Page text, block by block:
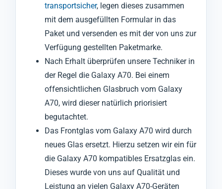
transportsicher, legen dieses zusammen
mit dem ausgefüllten Formular in das
Paket und versenden es mit der von uns zur
Verfügung gestellten Paketmarke.
Nach Erhalt überprüfen unsere Techniker in
der Regel die Galaxy A70. Bei einem
offensichtlichen Glasbruch vom Galaxy
A70, wird dieser natürlich priorisiert
begutachtet.
Das Frontglas vom Galaxy A70 wird durch
neues Glas ersetzt. Hierzu setzen wir ein für
die Galaxy A70 kompatibles Ersatzglas ein.
Dieses wurde von uns auf Qualität und
Leistung an vielen Galaxy A70-Geräten